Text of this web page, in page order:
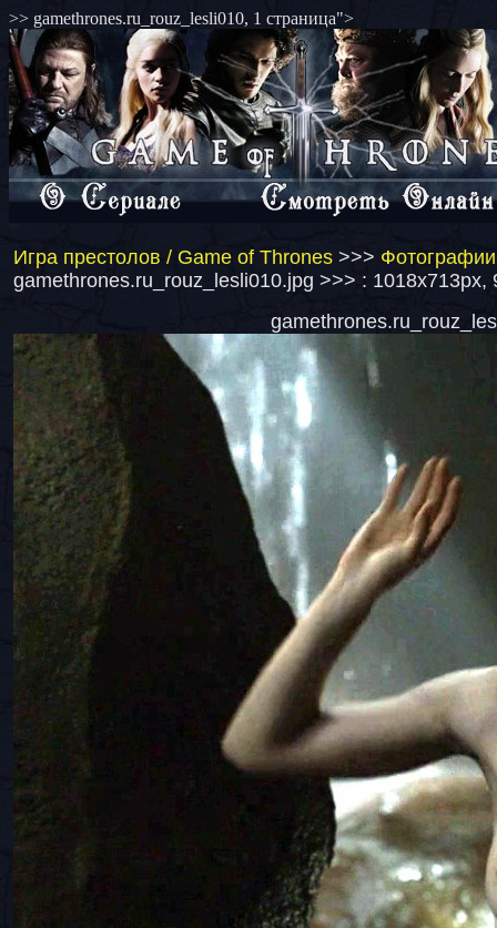
>> gamethrones.ru_rouz_lesli010, 1 страница">
Игра престолов / Game of Thrones >>>
gamethrones.ru_rouz_lesli010.jpg >>> : 1018x713px,